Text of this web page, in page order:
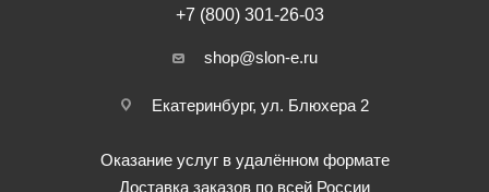
+7 (800) 301-26-03
shop@slon-e.ru
Екатеринбург, ул. Блюхера 2
Оказание услуг в удалённом формате
Доставка заказов по всей России